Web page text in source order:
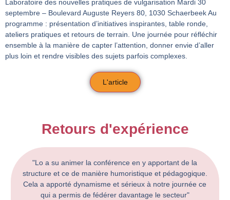
Laboratoire des nouvelles pratiques de vulgarisation Mardi 30
septembre – Boulevard Auguste Reyers 80, 1030 Schaerbeek Au
programme : présentation d’initiatives inspirantes, table ronde,
ateliers pratiques et retours de terrain. Une journée pour réfléchir
ensemble à la manière de capter l’attention, donner envie d’aller
plus loin et rendre visibles des sujets parfois complexes.
L'article
Retours d'expérience
de la
et pédagogique.
notre journée ce
le secteur"
“De manière générale, j'ai trouvé la
pratique, ce qui est à la fois très utile et
suivre en équipe. L'alternance entre un
des petits exercices ponctuels me